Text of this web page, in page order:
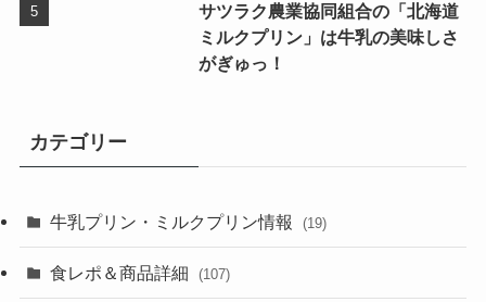
サツラク農業協同組合の「北海道
ミルクプリン」は牛乳の美味しさ
がぎゅっ！
カテゴリー
牛乳プリン・ミルクプリン情報 (19)
食レポ＆商品詳細 (107)